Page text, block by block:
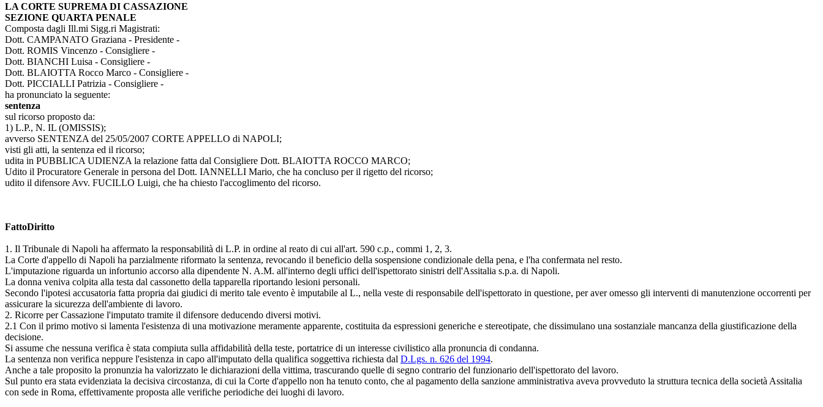
LA CORTE SUPREMA DI CASSAZIONE
SEZIONE QUARTA PENALE
Composta dagli Ill.mi Sigg.ri Magistrati:
Dott. CAMPANATO Graziana - Presidente -
Dott. ROMIS Vincenzo - Consigliere -
Dott. BIANCHI Luisa - Consigliere -
Dott. BLAIOTTA Rocco Marco - Consigliere -
Dott. PICCIALLI Patrizia - Consigliere -
ha pronunciato la seguente:
sentenza
sul ricorso proposto da:
1) L.P., N. IL (OMISSIS);
avverso SENTENZA del 25/05/2007 CORTE APPELLO di NAPOLI;
visti gli atti, la sentenza ed il ricorso;
udita in PUBBLICA UDIENZA la relazione fatta dal Consigliere Dott. BLAIOTTA ROCCO MARCO;
Udito il Procuratore Generale in persona del Dott. IANNELLI Mario, che ha concluso per il rigetto del ricorso;
udito il difensore Avv. FUCILLO Luigi, che ha chiesto l'accoglimento del ricorso.
FattoDiritto
1. Il Tribunale di Napoli ha affermato la responsabilità di L.P. in ordine al reato di cui all'art. 590 c.p., commi 1, 2, 3.
La Corte d'appello di Napoli ha parzialmente riformato la sentenza, revocando il beneficio della sospensione condizionale della pena, e l'ha confermata nel resto.
L'imputazione riguarda un infortunio accorso alla dipendente N. A.M. all'interno degli uffici dell'ispettorato sinistri dell'Assitalia s.p.a. di Napoli.
La donna veniva colpita alla testa dal cassonetto della tapparella riportando lesioni personali.
Secondo l'ipotesi accusatoria fatta propria dai giudici di merito tale evento è imputabile al L., nella veste di responsabile dell'ispettorato in questione, per aver omesso gli interventi di manutenzione occorrenti per
assicurare la sicurezza dell'ambiente di lavoro.
2. Ricorre per Cassazione l'imputato tramite il difensore deducendo diversi motivi.
2.1 Con il primo motivo si lamenta l'esistenza di una motivazione meramente apparente, costituita da espressioni generiche e stereotipate, che dissimulano una sostanziale mancanza della giustificazione della
decisione.
Si assume che nessuna verifica è stata compiuta sulla affidabilità della teste, portatrice di un interesse civilistico alla pronuncia di condanna.
La sentenza non verifica neppure l'esistenza in capo all'imputato della qualifica soggettiva richiesta dal D.Lgs. n. 626 del 1994.
Anche a tale proposito la pronunzia ha valorizzato le dichiarazioni della vittima, trascurando quelle di segno contrario del funzionario dell'ispettorato del lavoro.
Sul punto era stata evidenziata la decisiva circostanza, di cui la Corte d'appello non ha tenuto conto, che al pagamento della sanzione amministrativa aveva provveduto la struttura tecnica della società Assitalia
con sede in Roma, effettivamente proposta alle verifiche periodiche dei luoghi di lavoro.